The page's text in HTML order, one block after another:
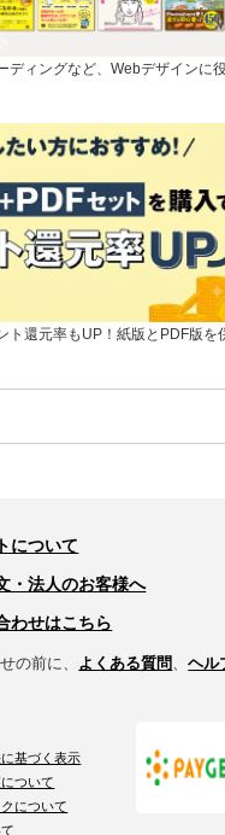
ディングなど、Webデザインに
ト還元率もUP！紙版とPDF版を
について
・法人のお客様へ
わせはこちら
の前に、 よくある質問 、ヘル
基づく表示
ついて
について